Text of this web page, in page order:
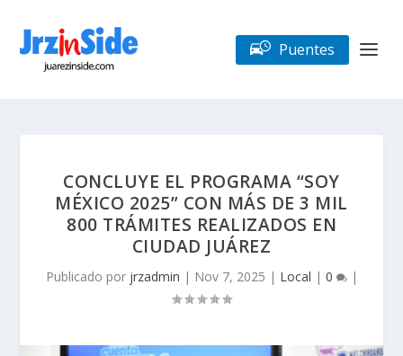
Puentes
CONCLUYE EL PROGRAMA “SOY
MÉXICO 2025” CON MÁS DE 3 MIL
800 TRÁMITES REALIZADOS EN
CIUDAD JUÁREZ
Publicado por jrzadmin | Nov 7, 2025 | Local | 0 |